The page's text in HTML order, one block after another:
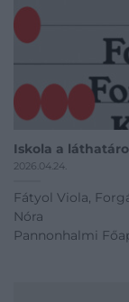
Iskola a
2026.04.24.
Fátyol Viola,
Nóra
Pannonhalmi